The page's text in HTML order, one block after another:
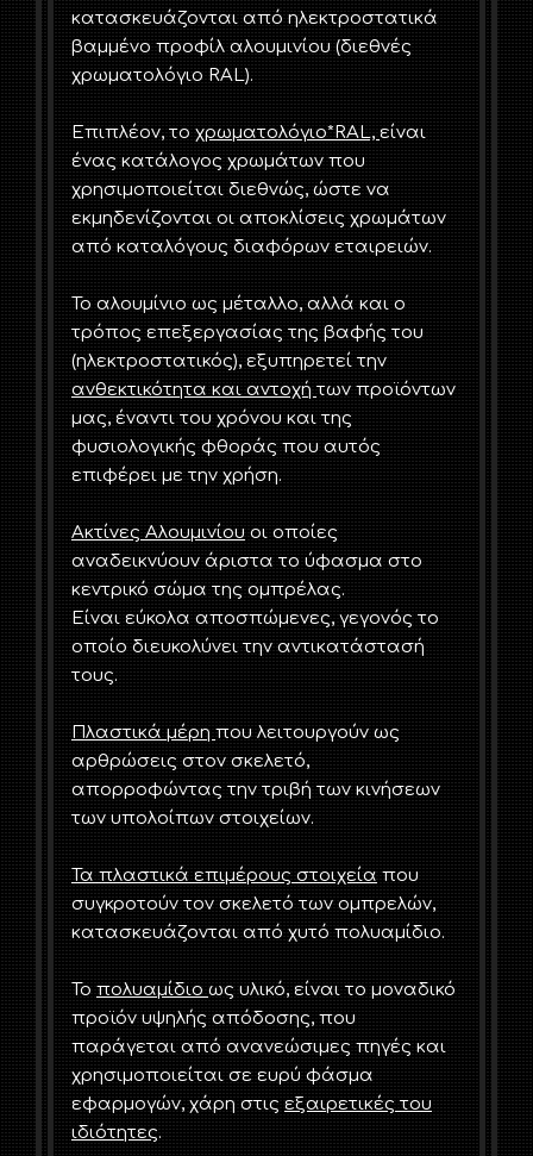
κατασκευάζονται από ηλεκτροστατικά
βαμμένο προφίλ αλουμινίου (διεθνές
χρωματολόγιο RAL).
Επιπλέον, τοχρωματολόγιο*RAL,είναι
ένας κατάλογος χρωμάτων που
χρησιμοποιείται διεθνώς, ώστε να
εκμηδενίζονται οι αποκλίσεις χρωμάτων
από καταλόγους διαφόρων εταιρειών.
Το αλουμίνιο ως μέταλλο, αλλά και ο
τρόπος επεξεργασίας της βαφής του
(ηλεκτροστατικός), εξυπηρετεί την
ανθεκτικότητα και αντοχήτων προϊόντων
μας, έναντι του χρόνου και της
φυσιολογικής φθοράς που αυτός
επιφέρει με την χρήση.
Ακτίνες Αλουμινίουοι οποίες
αναδεικνύουν άριστα το ύφασμα στο
κεντρικό σώμα της ομπρέλας.
Είναι εύκολα αποσπώμενες, γεγονός το
οποίο διευκολύνει την αντικατάστασή
τους.
Πλαστικά μέρηπου λειτουργούν ως
αρθρώσεις στον σκελετό,
απορροφώντας την τριβή των κινήσεων
των υπολοίπων στοιχείων.
Τα πλαστικά επιμέρους στοιχείαπου
συγκροτούν τον σκελετό των ομπρελών,
κατασκευάζονται από χυτό πολυαμίδιο.
Τοπολυαμίδιοως υλικό, είναι το μοναδικό
προϊόν υψηλής απόδοσης, που
παράγεται από ανανεώσιμες πηγές και
χρησιμοποιείται σε ευρύ φάσμα
εφαρμογών, χάρη στιςεξαιρετικές του
ιδιότητες.